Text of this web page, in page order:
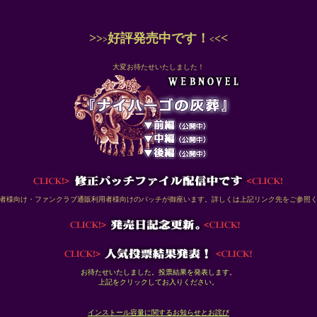
>>>好評発売中です！ <<<
大変お待たせいたしました！
様向け・ファンクラブ通販利用者様向けのパッチが御座います。詳しくは上記リンク先をご参照く
お待たせいたしました。投票結果を発表します。
上記をクリックしてお入りください。
インストール容量に関するお知らせとお詫び